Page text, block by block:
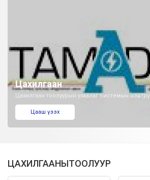
Цахилгаан
Цахилгаан тоолуурын ухаалаг системын
Цааш үзэх
ЦАХИЛГААНЫТООЛУУР